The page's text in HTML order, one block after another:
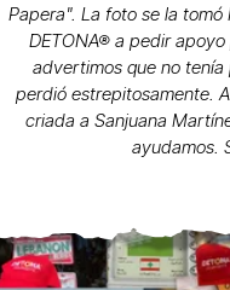
Papera". La foto se la
DETONA® a pedir
advertimos que no
perdió estrepitosamente.
criada a Sanjuana
ayudamos.